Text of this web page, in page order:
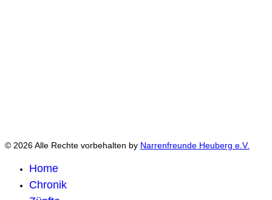
© 2026 Alle Rechte vorbehalten by Narrenfreunde Heuberg e.V.
Home
Chronik